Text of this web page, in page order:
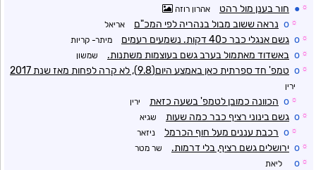
☼
● חור בענן מול רהט אהרון רוזה
☼
o נראה ששוב מבול בנהריה לפי המכ"ם אריאל
☼
o גשם אנגלי כבר כ40 דקות. נשמעים רעמים מיתר- קריות
☼
o באשדוד מאתמול בערב גשם בעוצמות משתנות. שמשון
☼
o טמפ' חד ספרתית כאן באמצע היום(9.8), לא קרה לפחות מאז שנת 2017
ירין
☼
o הכוונה כמובן לטמפ' בשעה כזאת ירין
☼
o גשם בינוני רציף כבר כמה שעות שגיא
☼
o רכבת עננים מעל חוף הכרמל ניזאר
☼
o ירושלים גשם רציף, בלי דרמות. שר מטר
☼
o ליאת